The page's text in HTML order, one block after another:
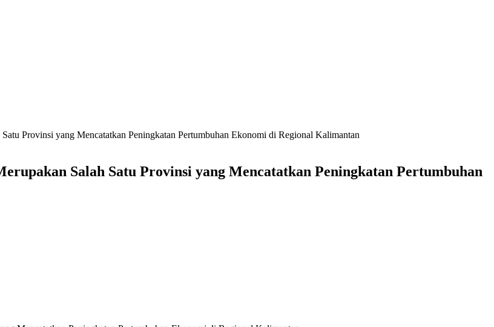
Provinsi yang Mencatatkan Peningkatan Pertumbuhan Ekonomi di Regional Kalimantan
Salah Satu Provinsi yang Mencatatkan Peningkatan Pertumbuhan